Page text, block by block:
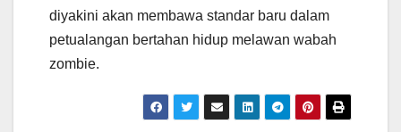
diyakini akan membawa standar baru dalam
petualangan bertahan hidup melawan wabah
zombie.